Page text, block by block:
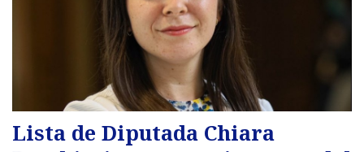
Lista de Diputada Chiara